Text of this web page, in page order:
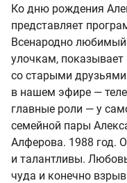
Ко дню рождения
представляет
Всенародно любимый
улочкам, показывает
со старыми
в нашем эфире —
главные роли — у
семейной пары
Алферова. 1988 год.
и талантливы.
чуда и конечно